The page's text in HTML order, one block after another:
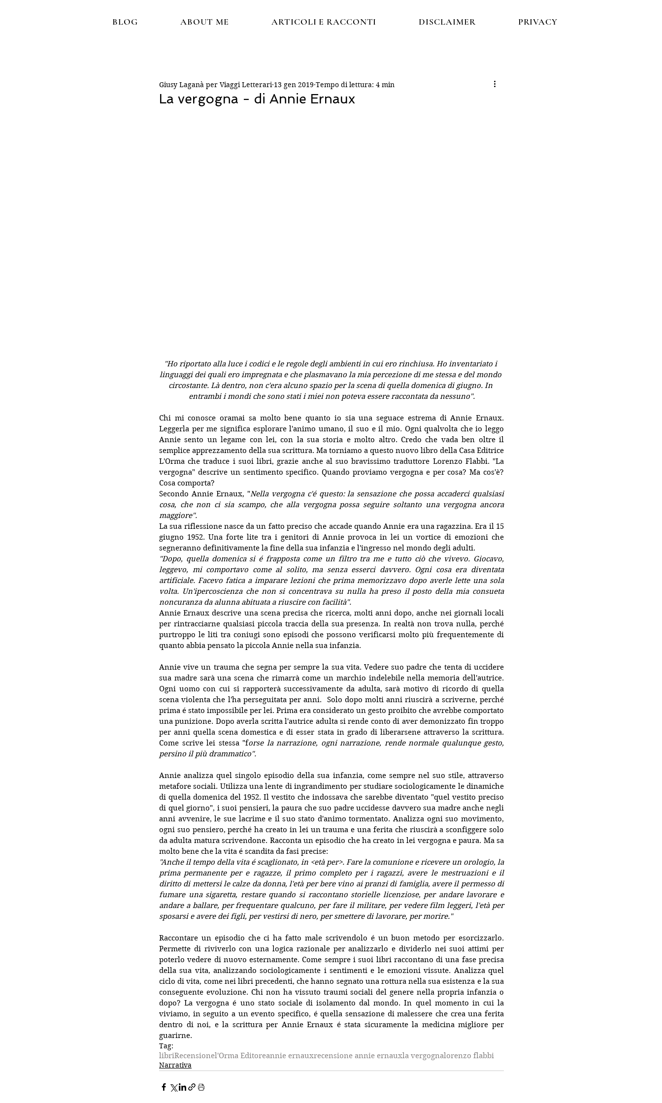
BLOG ABOUT ME ARTICOLI E RACCONTI DISCLAIMER PRIVACY
La vergogna - di Annie Ernaux
Giusy Laganà per Viaggi Letterari 13 gen 2019 Tempo di lettura: 4 min
"Ho riportato alla luce i codici e le regole degli ambienti in cui ero rinchiusa. Ho inventariato i
linguaggi dei quali ero impregnata e che plasmavano la mia percezione di me stessa e del mondo
circostante. Là dentro, non c'era alcuno spazio per la scena di quella domenica di giugno. In
entrambi i mondi che sono stati i miei non poteva essere raccontata da nessuno".
Chi mi conosce oramai sa molto bene quanto io sia una seguace estrema di Annie Ernaux.
Leggerla per me significa esplorare l'animo umano, il suo e il mio. Ogni qualvolta che io leggo
Annie sento un legame con lei, con la sua storia e molto altro. Credo che vada ben oltre il
semplice apprezzamento della sua scrittura. Ma torniamo a questo nuovo libro della Casa Editrice
L'Orma che traduce i suoi libri, grazie anche al suo bravissimo traduttore Lorenzo Flabbi. "La
vergogna" descrive un sentimento specifico. Quando proviamo vergogna e per cosa? Ma cos'è?
Cosa comporta?
Secondo Annie Ernaux, "Nella vergogna c'é questo: la sensazione che possa accaderci qualsiasi
cosa, che non ci sia scampo, che alla vergogna possa seguire soltanto una vergogna ancora
maggiore".
La sua riflessione nasce da un fatto preciso che accade quando Annie era una ragazzina. Era il 15
giugno 1952. Una forte lite tra i genitori di Annie provoca in lei un vortice di emozioni che
segneranno definitivamente la fine della sua infanzia e l'ingresso nel mondo degli adulti.
"Dopo, quella domenica si é frapposta come un filtro tra me e tutto ciò che vivevo. Giocavo,
leggevo, mi comportavo come al solito, ma senza esserci davvero. Ogni cosa era diventata
artificiale. Facevo fatica a imparare lezioni che prima memorizzavo dopo averle lette una sola
volta. Un'ipercoscienza che non si concentrava su nulla ha preso il posto della mia consueta
noncuranza da alunna abituata a riuscire con facilità".
Annie Ernaux descrive una scena precisa che ricerca, molti anni dopo, anche nei giornali locali
per rintracciarne qualsiasi piccola traccia della sua presenza. In realtà non trova nulla, perché
purtroppo le liti tra coniugi sono episodi che possono verificarsi molto più frequentemente di
quanto abbia pensato la piccola Annie nella sua infanzia.
Annie vive un trauma che segna per sempre la sua vita. Vedere suo padre che tenta di uccidere
sua madre sarà una scena che rimarrà come un marchio indelebile nella memoria dell'autrice.
Ogni uomo con cui si rapporterà successivamente da adulta, sarà motivo di ricordo di quella
scena violenta che l'ha perseguitata per anni.  Solo dopo molti anni riuscirà a scriverne, perché
prima é stato impossibile per lei. Prima era considerato un gesto proibito che avrebbe comportato
una punizione. Dopo averla scritta l'autrice adulta si rende conto di aver demonizzato fin troppo
per anni quella scena domestica e di esser stata in grado di liberarsene attraverso la scrittura.
Come scrive lei stessa "forse la narrazione, ogni narrazione, rende normale qualunque gesto,
persino il più drammatico".
Annie analizza quel singolo episodio della sua infanzia, come sempre nel suo stile, attraverso
metafore sociali. Utilizza una lente di ingrandimento per studiare sociologicamente le dinamiche
di quella domenica del 1952. Il vestito che indossava che sarebbe diventato "quel vestito preciso
di quel giorno", i suoi pensieri, la paura che suo padre uccidesse davvero sua madre anche negli
anni avvenire, le sue lacrime e il suo stato d'animo tormentato. Analizza ogni suo movimento,
ogni suo pensiero, perché ha creato in lei un trauma e una ferita che riuscirà a sconfiggere solo
da adulta matura scrivendone. Racconta un episodio che ha creato in lei vergogna e paura. Ma sa
molto bene che la vita é scandita da fasi precise:
"Anche il tempo della vita é scaglionato, in <età per>. Fare la comunione e ricevere un orologio, la
prima permanente per e ragazze, il primo completo per i ragazzi, avere le mestruazioni e il
diritto di mettersi le calze da donna, l'età per bere vino ai pranzi di famiglia, avere il permesso di
fumare una sigaretta, restare quando si raccontano storielle licenziose, per andare lavorare e
andare a ballare, per frequentare qualcuno, per fare il militare, per vedere film leggeri, l'età per
sposarsi e avere dei figli, per vestirsi di nero, per smettere di lavorare, per morire."
Raccontare un episodio che ci ha fatto male scrivendolo é un buon metodo per esorcizzarlo.
Permette di riviverlo con una logica razionale per analizzarlo e dividerlo nei suoi attimi per
poterlo vedere di nuovo esternamente. Come sempre i suoi libri raccontano di una fase precisa
della sua vita, analizzando sociologicamente i sentimenti e le emozioni vissute. Analizza quel
ciclo di vita, come nei libri precedenti, che hanno segnato una rottura nella sua esistenza e la sua
conseguente evoluzione. Chi non ha vissuto traumi sociali del genere nella propria infanzia o
dopo? La vergogna é uno stato sociale di isolamento dal mondo. In quel momento in cui la
viviamo, in seguito a un evento specifico, é quella sensazione di malessere che crea una ferita
dentro di noi, e la scrittura per Annie Ernaux é stata sicuramente la medicina migliore per
guarirne.
Tag:
libriRecensionel'Orma Editoreannie ernauxrecensione annie ernauxla vergognalorenzo flabbi
Narrativa